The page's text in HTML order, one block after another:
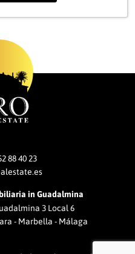
88 40 23
in Guadalmina
3 Local 6
- Marbella - Málaga